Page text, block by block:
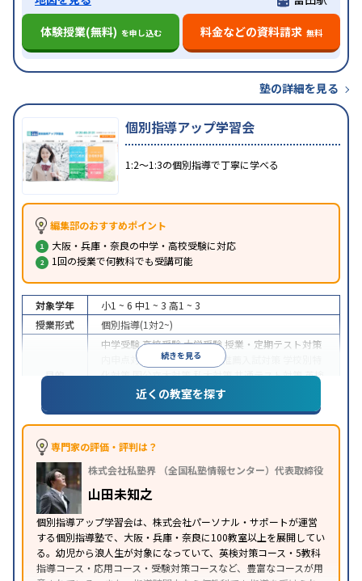
体験授業(無料) を申し込む 料金などの資料請求 無料
塾の詳細を見る
個別指導アップ学習会
1:2〜1:3の個別指導で丁寧に学べる
編集部のおすすめポイント
大阪・兵庫・奈良の中学・高校受験に対応
1回の授業で何教科でも受講可能
続きを見る
対象学年 小1 ~ 6 中1 ~ 3 高1 ~ 3
授業形式
個別指導(1対2~)
目的
中学受験高校受験大学受験 授業・定期テスト対策
内申点対策
学習習慣の定着 推薦入試対策
化対策国公立大対策私大対策共通テスト対策英検
(英語検定)対策漢検(漢字検定)対策
特徴
中高一貫校生に対応授業の振替可能不登校生に対
応
オンライン対応
子どもに対応
近くの教室を探す
専門家の評価・評判は？
株式会社私塾界 （全国私塾情報センター）代表取締役
山田未知之
個別指導アップ学習会は、株式会社パーソナル・サポートが運営
する個別指導塾で、大阪・兵庫・奈良に100教室以上を展開してい
る。幼児から浪人生が対象になっていて、英検対策コース・5教科
指導コース・応用コース・受験対策コースなど、豊富なコースが用